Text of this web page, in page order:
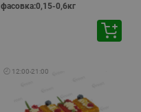
фасовка:0,15-0,6кг
🕘 12:00-21:00